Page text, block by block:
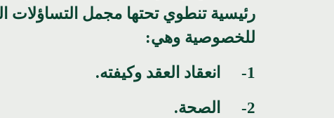
رئيسية تنطوي تحتها مجمل التساؤلات
للخصوصية وهي:
1- انعقاد العقد وكيفته.
2- الصحة.